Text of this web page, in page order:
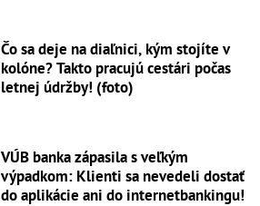
Čo sa deje na diaľnici, kým stojíte v
kolóne? Takto pracujú cestári počas
letnej údržby! (foto)
VÚB banka zápasila s veľkým
výpadkom: Klienti sa nevedeli dostať
do aplikácie ani do internetbankingu!